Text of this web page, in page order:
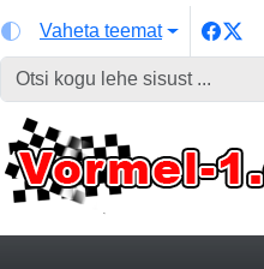
Vaheta teemat